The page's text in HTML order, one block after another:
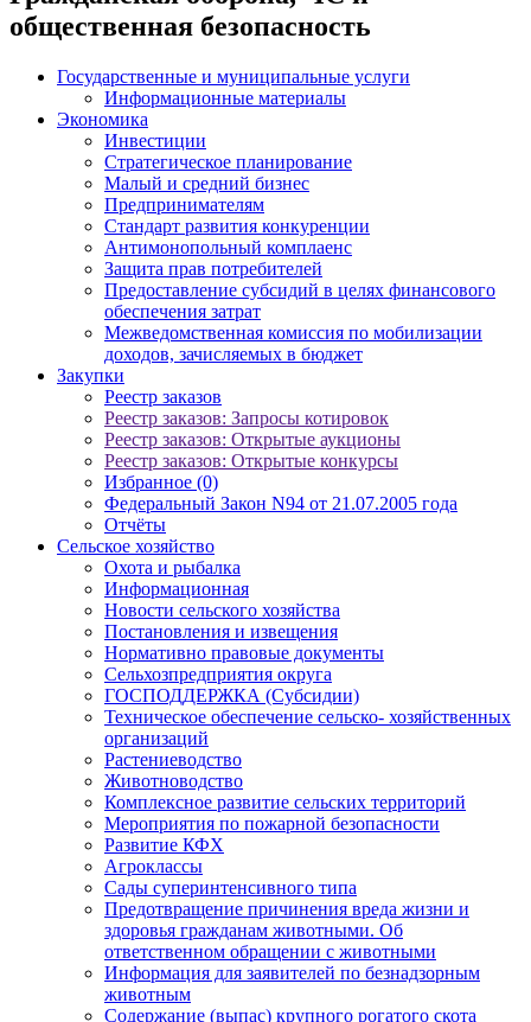
общественная безопасность
Государственные и муниципальные услуги
Информационные материалы
Экономика
Инвестиции
Стратегическое планирование
Малый и средний бизнес
Предпринимателям
Стандарт развития конкуренции
Антимонопольный комплаенс
Защита прав потребителей
Предоставление субсидий в целях финансового
обеспечения затрат
Межведомственная комиссия по мобилизации
доходов, зачисляемых в бюджет
Закупки
Реестр заказов
Реестр заказов: Запросы котировок
Реестр заказов: Открытые аукционы
Реестр заказов: Открытые конкурсы
Избранное (0)
Федеральный Закон N94 от 21.07.2005 года
Отчёты
Сельское хозяйство
Охота и рыбалка
Информационная
Новости сельского хозяйства
Постановления и извещения
Нормативно правовые документы
Сельхозпредприятия округа
ГОСПОДДЕРЖКА (Субсидии)
Техническое обеспечение сельско- хозяйственных
организаций
Растениеводство
Животноводство
Комплексное развитие сельских территорий
Мероприятия по пожарной безопасности
Развитие КФХ
Агроклассы
Сады суперинтенсивного типа
Предотвращение причинения вреда жизни и
здоровья гражданам животными. Об
ответственном обращении с животными
Информация для заявителей по безнадзорным
животным
Содержание (выпас) крупного рогатого скота